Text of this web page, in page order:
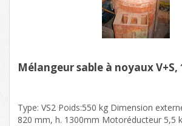
Mélangeur sable à noyaux V+S,
Type: VS2 Poids:550 kg Dimension
820 mm, h. 1300mm Motoréducteur 5,5